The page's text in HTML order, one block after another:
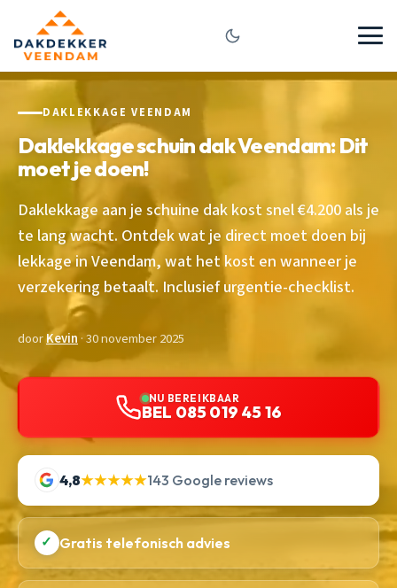
DAKLEKKAGE VEENDAM
Daklekkage schuin dak Veendam: Dit
moet je doen!
Daklekkage aan je schuine dak kost snel €4.200 als je
te lang wacht. Ontdek wat je direct moet doen bij
lekkage in Veendam, wat het kost en wanneer je
verzekering betaalt. Inclusief urgentie-checklist.
doorKevin· 30 november 2025
NU BEREIKBAAR
BEL 085 019 45 16
4,8★★★★★143 Google reviews
✓ Gratis telefonisch advies